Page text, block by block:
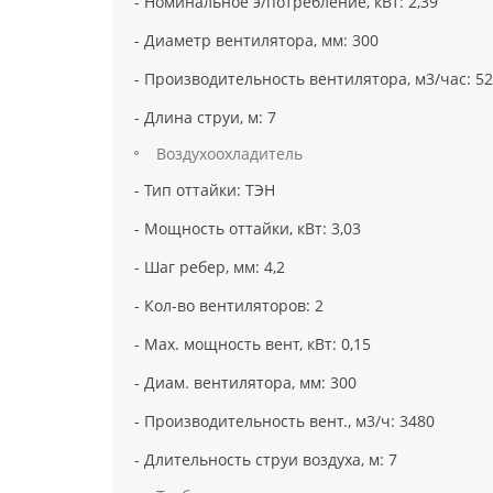
- Диаметр вентилятора, мм: 300
- Производительность вентилятора, м3/час:
- Длина струи, м: 7
Воздухоохладитель
- Тип оттайки: ТЭН
- Мощность оттайки, кВт: 3,03
- Шаг ребер, мм: 4,2
- Кол-во вентиляторов: 2
- Max. мощность вент, кВт: 0,15
- Диам. вентилятора, мм: 300
- Производительность вент., м3/ч: 3480
- Длительность струи воздуха, м: 7